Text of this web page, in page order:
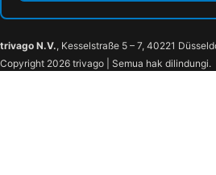
trivago N.V., Kesselstraße 5 – 7, 40221
Copyright 2026 trivago | Semua hak dilindungi.